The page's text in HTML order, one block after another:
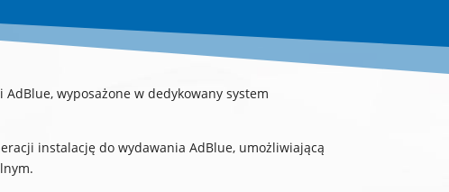
wyposażone w dedykowany system
instalację do wydawania AdBlue, umożliwiającą